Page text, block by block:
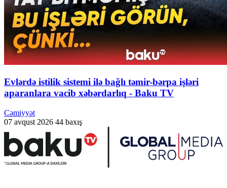
Evlərdə istilik sistemi ilə bağlı təmir-bərpa işləri
aparanlara vacib xəbərdarlıq - Baku TV
Cəmiyyət
07 avqust 2026 44 baxış